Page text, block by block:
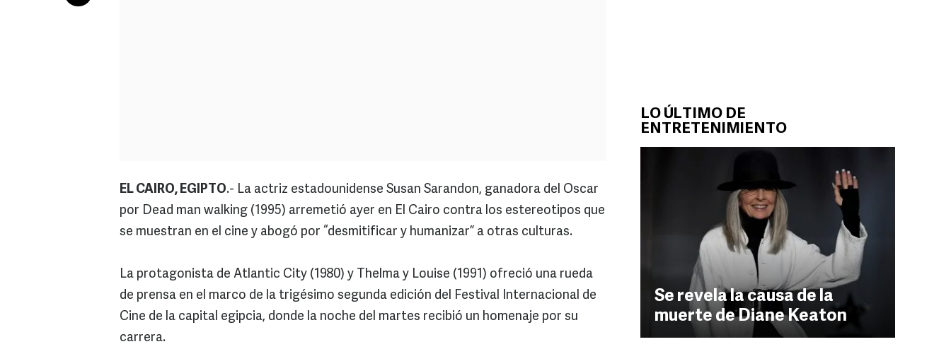
LO ÚLTIMO DE
ENTRETENIMIENTO
Se revela la causa de la
muerte de Diane Keaton
EL CAIRO, EGIPTO.- La actriz estadounidense Susan Sarandon, ganadora del Oscar
por Dead man walking (1995) arremetió ayer en El Cairo contra los estereotipos que
se muestran en el cine y abogó por “desmitificar y humanizar” a otras culturas.
La protagonista de Atlantic City (1980) y Thelma y Louise (1991) ofreció una rueda
de prensa en el marco de la trigésimo segunda edición del Festival Internacional de
Cine de la capital egipcia, donde la noche del martes recibió un homenaje por su
carrera.